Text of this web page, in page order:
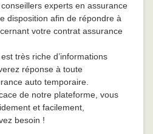
experts en assurance
disposition afin de répondre à
votre contrat assurance
très riche d’informations
réponse à toute
auto temporaire.
de notre plateforme, vous
et facilement,
besoin !